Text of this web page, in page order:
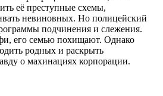
её преступные схемы,
невиновных. Но полицейский
подчинения и слежения.
его семью похищают. Однако
родных и раскрыть
о махинациях корпорации.